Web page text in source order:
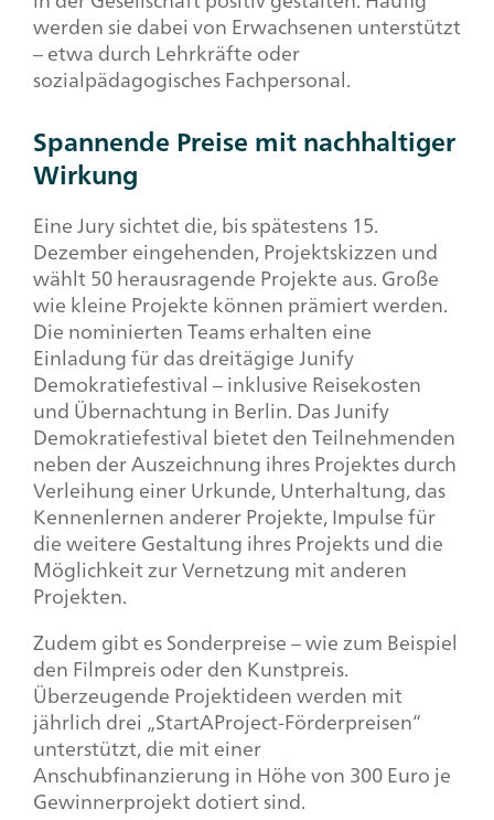
werden sie dabei von Erwachsenen unterstützt
– etwa durch Lehrkräfte oder
sozialpädagogisches Fachpersonal.
Spannende Preise mit nachhaltiger
Wirkung
Eine Jury sichtet die, bis spätestens 15.
Dezember eingehenden, Projektskizzen und
wählt 50 herausragende Projekte aus. Große
wie kleine Projekte können prämiert werden.
Die nominierten Teams erhalten eine
Einladung für das dreitägigeJunify
Demokratiefestival – inklusive Reisekosten
und Übernachtung in Berlin. DasJunify
Demokratiefestival bietet den Teilnehmenden
neben der Auszeichnung ihres Projektes durch
Verleihung einer Urkunde, Unterhaltung, das
Kennenlernen anderer Projekte, Impulse für
die weitere Gestaltung ihres Projekts und die
Möglichkeit zur Vernetzung mit anderen
Projekten.
Zudem gibt es Sonderpreise – wie zum Beispiel
den Filmpreis oder den Kunstpreis.
Überzeugende Projektideen werden mit
jährlich drei „StartAProject-Förderpreisen“
unterstützt, die mit einer
Anschubfinanzierung in Höhe von 300 Euro je
Gewinnerprojekt dotiert sind.